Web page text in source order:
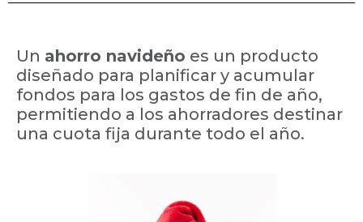
Un ahorro navideño es un producto
diseñado para planificar y acumular
fondos para los gastos de fin de año,
permitiendo a los ahorradores destinar
una cuota fija durante todo el año.